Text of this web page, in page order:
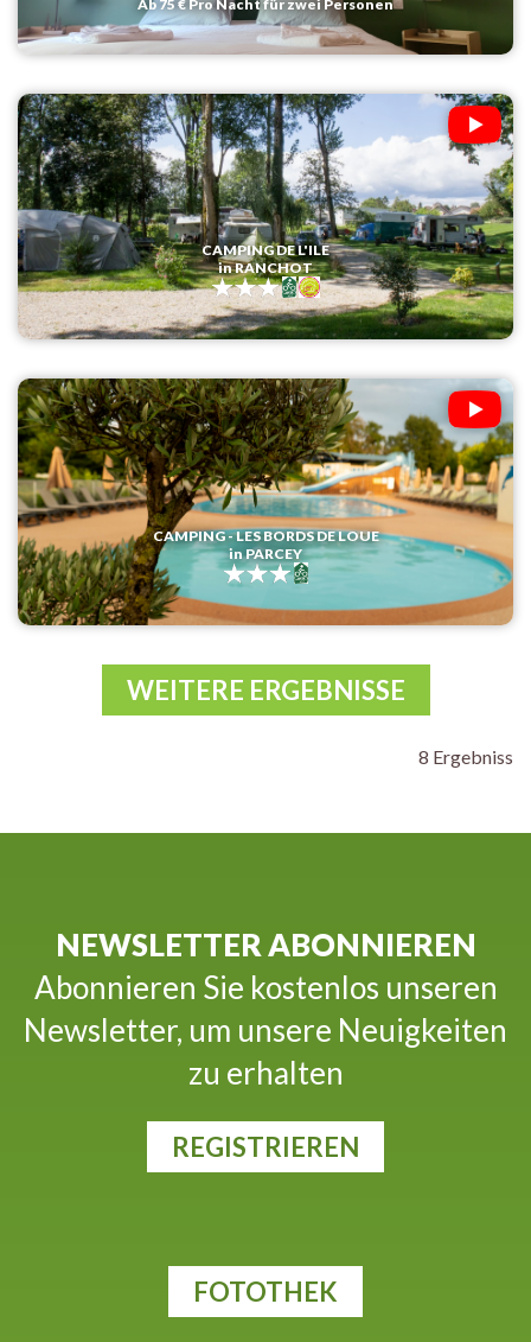
Ab 75 € Pro Nacht für zwei Personen
CAMPING DE L'ILE
in RANCHOT
CAMPING - LES BORDS DE LOUE
in PARCEY
WEITERE ERGEBNISSE
8 Ergebniss
NEWSLETTER ABONNIEREN
Abonnieren Sie kostenlos unseren
Newsletter, um unsere Neuigkeiten
zu erhalten
REGISTRIEREN
FOTOTHEK